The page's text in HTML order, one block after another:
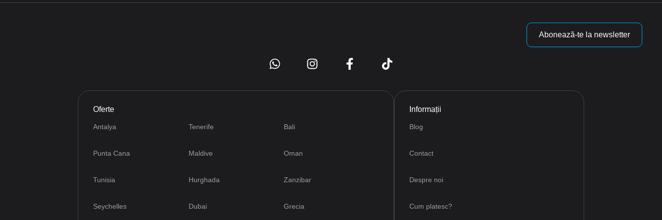
Abonează-te la newsletter
Oferte
Antalya Tenerife Bali
Punta Cana Maldive Oman
Tunisia Hurghada Zanzibar
Seychelles Dubai Grecia
Informații
Blog
Contact
Despre noi
Cum platesc?